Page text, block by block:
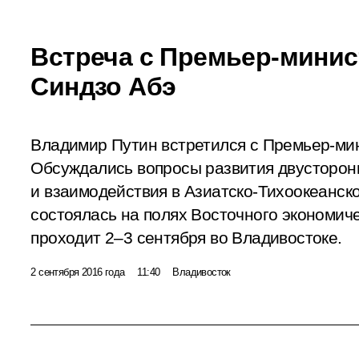
Встреча с Премьер-
Синдзо Абэ
Владимир Путин встретился с Премьер-
Обсуждались вопросы развития
и взаимодействия в Азиатско-
состоялась на полях Восточного
проходит 2–3 сентября во Владивостоке.
2 сентября 2016 года 11:40 Владивосток